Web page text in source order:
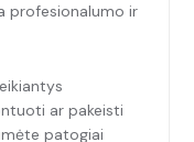
profesionalumo ir
ar pakeisti
patogiai